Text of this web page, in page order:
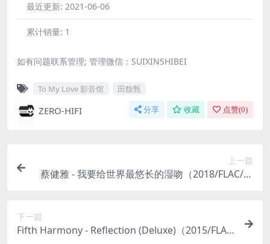
最近更新: 2021-06-06
累计销量: 1
如有问题联系管理; 管理微信：SUIXINSHIBEI
To My Love 影音馆 田馥甄
ZERO-HIFI 分享 收藏 点赞(0)
上一篇
蔡健雅 - 我要给世界最悠长的湿吻（2018/FLAC/分
下一篇
Fifth Harmony - Reflection (Deluxe)（2015/FLA